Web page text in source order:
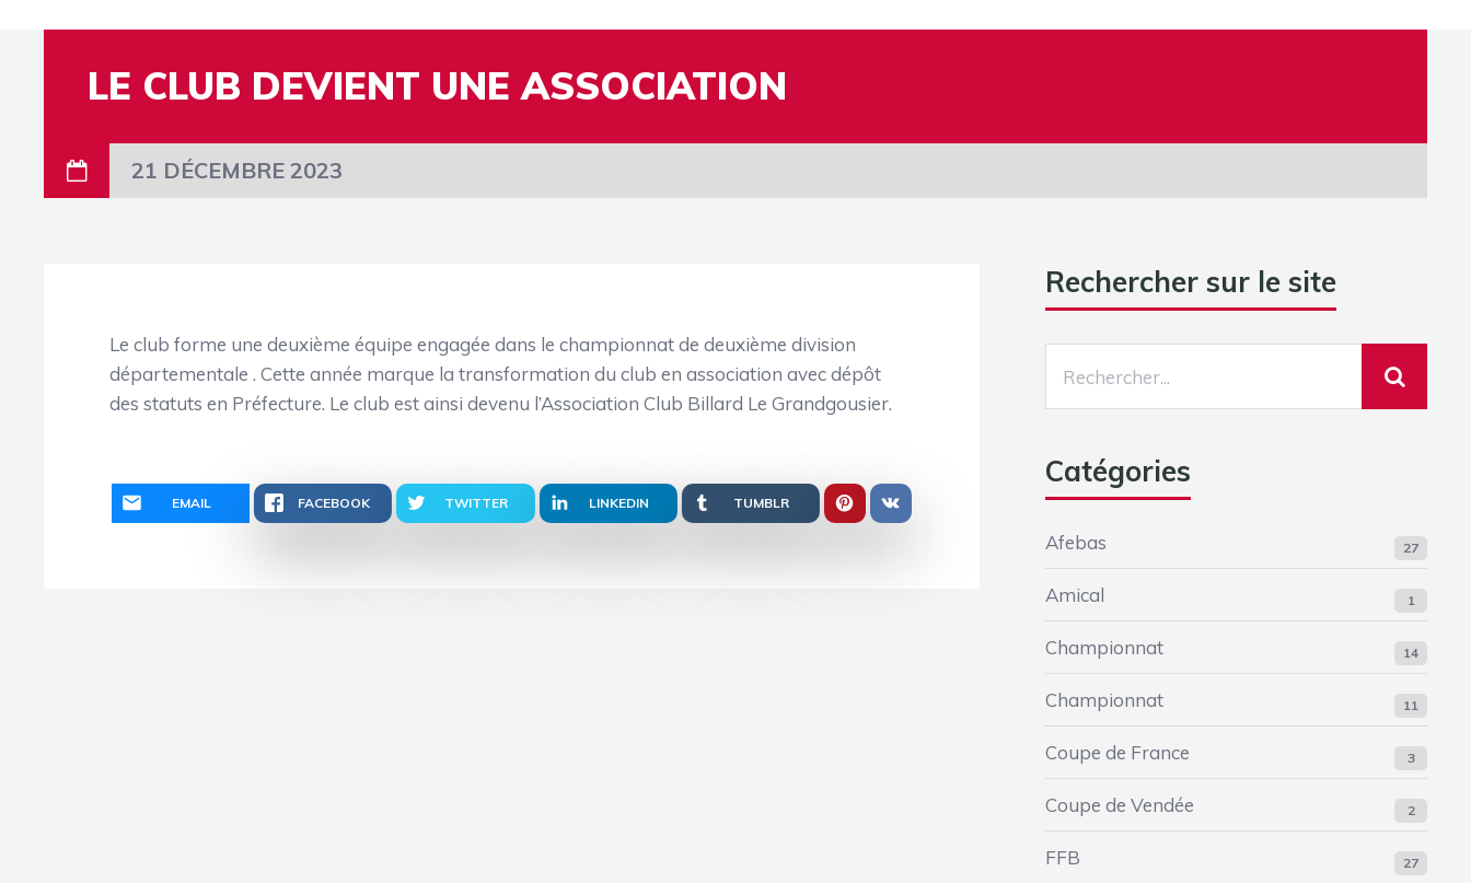
LE CLUB DEVIENT UNE ASSOCIATION
21 DÉCEMBRE 2023
Le club forme une deuxième équipe engagée dans le championnat de deuxième division
départementale . Cette année marque la transformation du club en association avec dépôt
des statuts en Préfecture. Le club est ainsi devenu l’Association Club Billard Le Grandgousier.
EMAIL FACEBOOK TWITTER LINKEDIN TUMBLR
Rechercher sur le site
Catégories
Afebas 27
Amical 1
Championnat 14
Championnat 11
Coupe de France 3
Coupe de Vendée 2
FFB 27